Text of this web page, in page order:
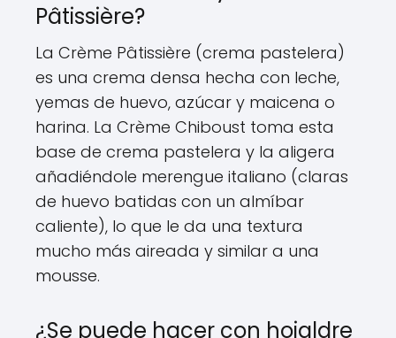
Pâtissière?
La Crème Pâtissière (crema pastelera)
es una crema densa hecha con leche,
yemas de huevo, azúcar y maicena o
harina. La Crème Chiboust toma esta
base de crema pastelera y la aligera
añadiéndole merengue italiano (claras
de huevo batidas con un almíbar
caliente), lo que le da una textura
mucho más aireada y similar a una
mousse.
¿Se puede hacer con hojaldre